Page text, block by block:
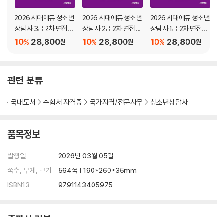
2026 시대에듀 청소년
상담사 3급 2차 면접대
비 한권으로 끝내기
28,800원
10%
2026 시대에듀 청소년
상담사 2급 2차 면접대
비 한권으로 끝내기
28,800원
10%
2026 시대에듀 청소년
상담사 1급 2차 면접대
비 한권으로 끝내기
28,800원
10%
관련 분류
국내도서 수험서 자격증 국가자격/전문사무 청소년상담사
품목정보
발행일
2026년 03월 05일
쪽수, 무게, 크기
564쪽 | 190*260*35mm
ISBN13
9791143405975